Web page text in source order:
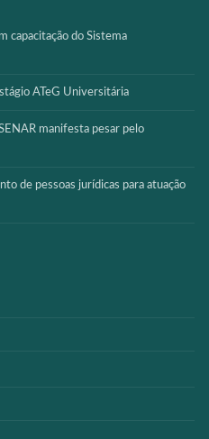
capacitação do Sistema
ATeG Universitária
manifesta pesar pelo
de pessoas jurídicas para atuação